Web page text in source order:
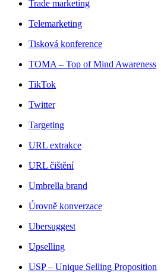
Trade marketing
Telemarketing
Tisková konference
TOMA – Top of Mind Awareness
TikTok
Twitter
Targeting
URL extrakce
URL čištění
Umbrella brand
Úrovně konverzace
Ubersuggest
Upselling
USP – Unique Selling Proposition